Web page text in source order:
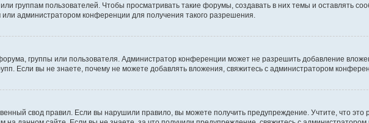
группам пользователей. Чтобы просматривать такие форумы, создавать в них темы и оставлять
администратором конференции для получения такого разрешения.
группы или пользователя. Администратор конференции может не разрешить добавление
Если вы не знаете, почему не можете добавлять вложения, свяжитесь с администратором
свод правил. Если вы нарушили правило, вы можете получить предупреждение. Учтите, что